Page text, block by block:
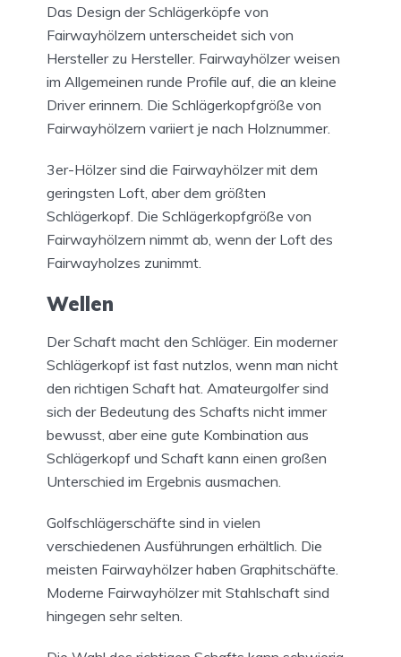
Das Design der Schlägerköpfe von
Fairwayhölzern unterscheidet sich von
Hersteller zu Hersteller. Fairwayhölzer weisen
im Allgemeinen runde Profile auf, die an kleine
Driver erinnern. Die Schlägerkopfgröße von
Fairwayhölzern variiert je nach Holznummer.
3er-Hölzer sind die Fairwayhölzer mit dem
geringsten Loft, aber dem größten
Schlägerkopf. Die Schlägerkopfgröße von
Fairwayhölzern nimmt ab, wenn der Loft des
Fairwayholzes zunimmt.
Wellen
Der Schaft macht den Schläger. Ein moderner
Schlägerkopf ist fast nutzlos, wenn man nicht
den richtigen Schaft hat. Amateurgolfer sind
sich der Bedeutung des Schafts nicht immer
bewusst, aber eine gute Kombination aus
Schlägerkopf und Schaft kann einen großen
Unterschied im Ergebnis ausmachen.
Golfschlägerschäfte sind in vielen
verschiedenen Ausführungen erhältlich. Die
meisten Fairwayhölzer haben Graphitschäfte.
Moderne Fairwayhölzer mit Stahlschaft sind
hingegen sehr selten.